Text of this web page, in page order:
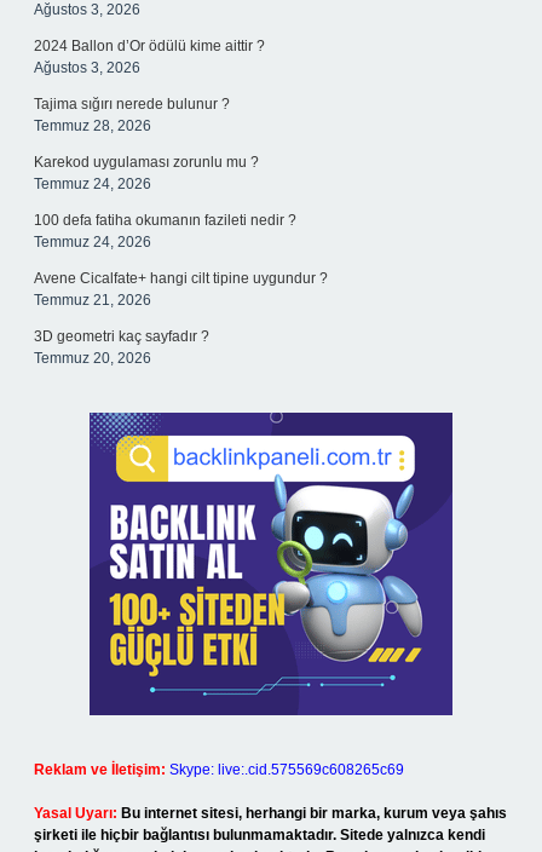
Ağustos 3, 2026
2024 Ballon d’Or ödülü kime aittir ?
Ağustos 3, 2026
Tajima sığırı nerede bulunur ?
Temmuz 28, 2026
Karekod uygulaması zorunlu mu ?
Temmuz 24, 2026
100 defa fatiha okumanın fazileti nedir ?
Temmuz 24, 2026
Avene Cicalfate+ hangi cilt tipine uygundur ?
Temmuz 21, 2026
3D geometri kaç sayfadır ?
Temmuz 20, 2026
Reklam ve İletişim: Skype: live:.cid.575569c608265c69
Yasal Uyarı: Bu internet sitesi, herhangi bir marka, kurum veya şahıs
şirketi ile hiçbir bağlantısı bulunmamaktadır. Sitede yalnızca kendi